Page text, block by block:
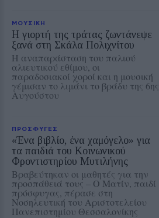
ΜΟΥΣΙΚΗ
Η γιορτή της τράτας ζωντάνεψε
ξανά στη Σκάλα Πολιχνίτου
Η αναπαράσταση του παλιού
αλιευτικού εθίμου, οι
παραδοσιακοί χοροί και η μουσική
γέμισαν το λιμάνι το βράδυ της 6ης
Αυγούστου
ΠΡΟΣΦΥΓΕΣ
«Ένα βιβλίο, ένα χαμόγελο» για
τα παιδιά του Κοινωνικού
Φροντιστηρίου Μυτιλήνης
Βραβεύτηκαν οι μαθητές για την
προσπάθειά τους – Ο Ματίν, παιδί
πρόσφυγας, πέρασε στη
Νοσηλευτική του Αριστοτελείου
Πανεπιστημίου Θεσσαλονίκης